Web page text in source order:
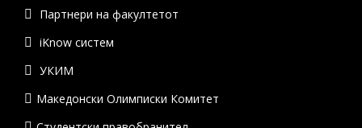
Партнери на факултетот
iKnow систем
УКИМ
Македонски Олимписки Комитет